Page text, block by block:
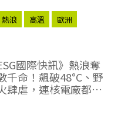
熱浪 高溫
歐洲
國際快訊》熱浪奪
千命！飆破48°C、野
肆虐，連核電廠都被